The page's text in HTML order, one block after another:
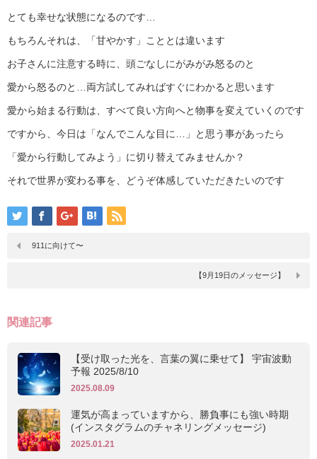
とても幸せな状態になるのです…
もちろんそれは、「甘やかす」こととは違います
お子さんに注意する時に、頭ごなしにがみがみ怒るのと
愛から怒るのと…両方試してみればすぐにわかると思います
愛から始まる行動は、すべて良い方向へと物事を変えていくのです
ですから、今日は「なんでこんな目に…」と思う事があったら
「愛から行動してみよう」に切り替えてみませんか？
それで世界が変わる事を、どうぞ体感していただきたいのです
911に向けて〜
【9月19日のメッセージ】
関連記事
【受け取った光を、言葉の翼に乗せて】 宇宙波動
予報 2025/8/10
2025.08.09
運気が高まっていますから、勝負事にも強い時期
(インスタグラムのチャネリングメッセージ)
2025.01.21